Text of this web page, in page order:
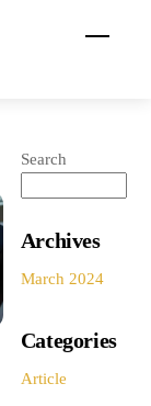
Menu
Search
Archives
March 2024
Categories
Article